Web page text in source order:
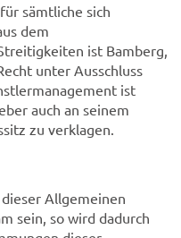
sämtliche sich
dem
ist Bamberg,
unter Ausschluss
ist
auch an seinem
zu verklagen.
Allgemeinen
sein, so wird dadurch